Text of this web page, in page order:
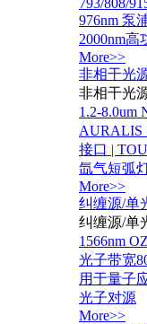
793/808/
976nm 泵
2000nm
More>>
非相干光
非相干光
1.2-8.0um
AURALIS
接口 |
氙气短弧
More>>
纠缠源/单
纠缠源/单
1566nm
光子带宽
用于量子
光子对源
More>>